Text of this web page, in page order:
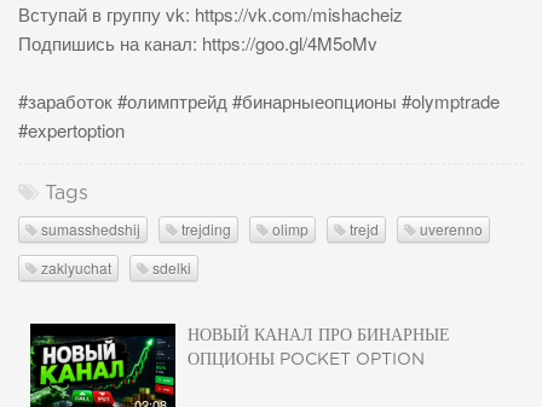
Вступай в группу vk: https://vk.com/mishacheiz
Подпишись на канал: https://goo.gl/4M5oMv
#заработок #олимптрейд #бинарныеопционы #olymptrade
#expertoption
Tags
sumasshedshij trejding olimp trejd
uverenno
zaklyuchat
sdelki
НОВЫЙ КАНАЛ ПРО БИНАРНЫЕ
ОПЦИОНЫ POCKET OPTION